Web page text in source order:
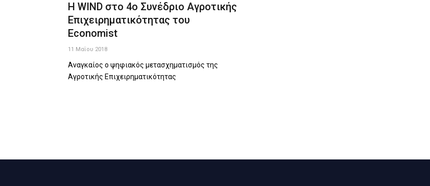
H WIND στο 4ο Συνέδριο Αγροτικής
Επιχειρηματικότητας του
Economist
11 Μαΐου 2018
Αναγκαίος ο ψηφιακός μετασχηματισμός της
Αγροτικής Επιχειρηματικότητας